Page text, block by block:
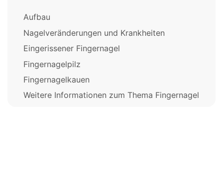
Aufbau
Nagelveränderungen und Krankheiten
Eingerissener Fingernagel
Fingernagelpilz
Fingernagelkauen
Weitere Informationen zum Thema Fingernagel